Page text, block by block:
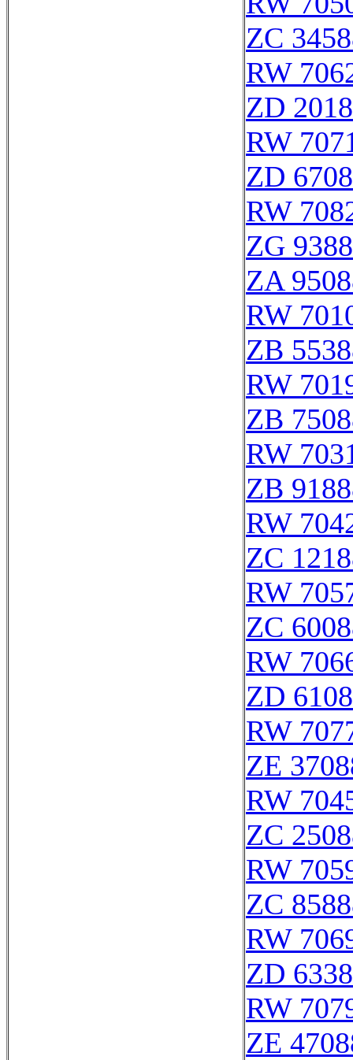
ZC
RW
ZD
RW
ZD
RW
ZG 9388
ZA
RW
ZB
RW
ZB
RW
ZB
RW
ZC
RW
ZC
RW
ZD
RW
ZE
RW
ZC
RW
ZC
RW
ZD
RW
ZE